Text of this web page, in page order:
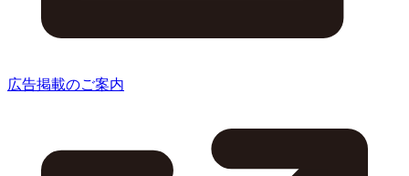
広告掲載のご案内